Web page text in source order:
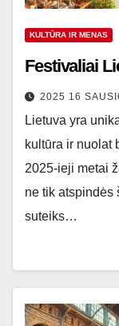
KULTŪRA IR MENAS
Festivaliai
2025 16
Lietuva yra
kultūra ir nuolat
2025-ieji metai
ne tik atspindės
suteiks…